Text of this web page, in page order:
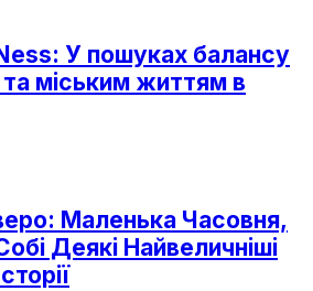
У пошуках балансу
міським життям в
Маленька Часовня,
Деякі Найвеличніші